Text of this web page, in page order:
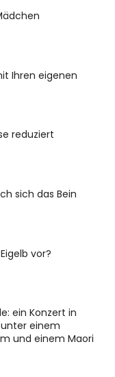
Ihren eigenen
reduziert
sich das Bein
vor?
ein Konzert in
einem
und einem Maori